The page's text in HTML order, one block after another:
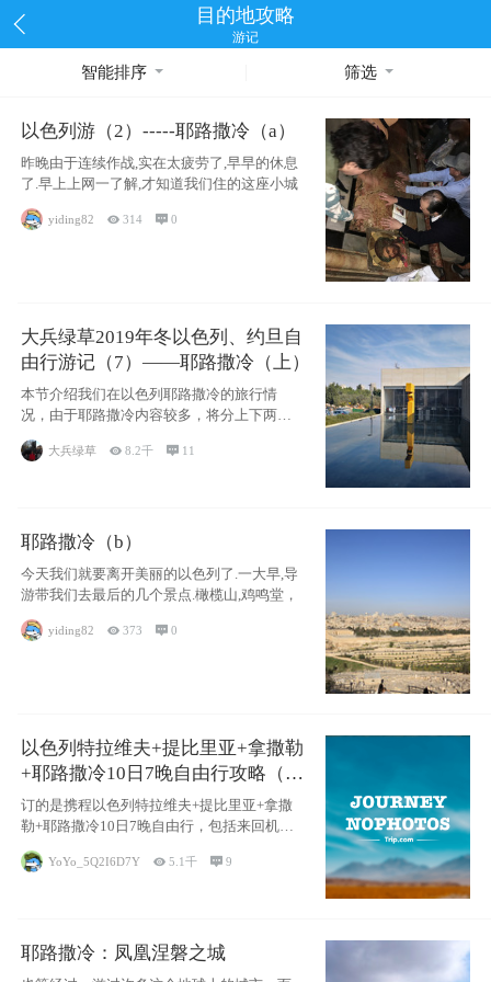
目的地攻略
游记
智能排序 筛选
以色列游（2）-----耶路撒冷（a）
昨晚由于连续作战,实在太疲劳了,早早的休息
了.早上上网一了解,才知道我们住的这座小城
yiding82  314 0
大兵绿草2019年冬以色列、约旦自
由行游记（7）——耶路撒冷（上）
本节介绍我们在以色列耶路撒冷的旅行情
况，由于耶路撒冷内容较多，将分上下两节
大兵绿草 8.2千  11
耶路撒冷（b）
今天我们就要离开美丽的以色列了.一大早,导
游带我们去最后的几个景点.橄榄山,鸡鸣堂，
yiding82 373 0
以色列特拉维夫+提比里亚+拿撒勒
+耶路撒冷10日7晚自由行攻略（交
通和住宿为主）
订的是携程以色列特拉维夫+提比里亚+拿撒
勒+耶路撒冷10日7晚自由行，包括来回机票
YoYo_5Q2I6D7Y  5.1千 9
耶路撒冷：凤凰涅磐之城